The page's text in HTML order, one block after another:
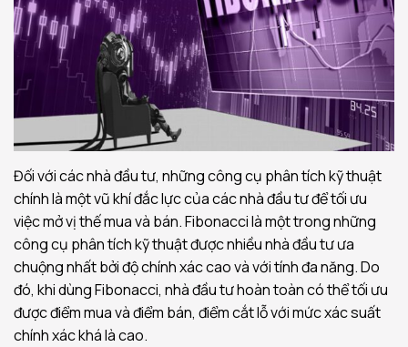
Đối với các nhà đầu tư, những công cụ phân tích kỹ thuật
chính là một vũ khí đắc lực của các nhà đầu tư để tối ưu
việc mở vị thế mua và bán. Fibonacci là một trong những
công cụ phân tích kỹ thuật được nhiều nhà đầu tư ưa
chuộng nhất bởi độ chính xác cao và với tính đa năng. Do
đó, khi dùng Fibonacci, nhà đầu tư hoàn toàn có thể tối ưu
được điểm mua và điểm bán, điểm cắt lỗ với mức xác suất
chính xác khá là cao.